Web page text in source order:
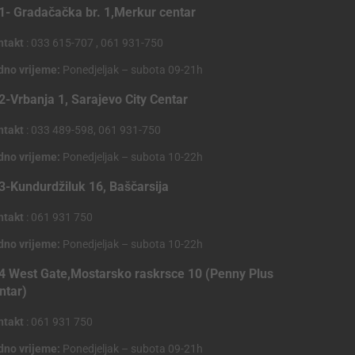
Gradačačka br. 1,Merkur centar
: 033 615-707 , 061 931-750
vrijeme: Ponedjeljak – subota 09-21h
Vrbanja 1, Sarajevo City Centar
: 033 489-598, 061 931-750
vrijeme: Ponedjeljak – subota 10-22h
Kundurdžiluk 16, Baščarsija
: 061 931 750
vrijeme: Ponedjeljak – subota 10-22h
West Gate,Mostarsko raskrsce 10 (Penny Plus
: 061 931 750
vrijeme: Ponedjeljak – subota 09-21h